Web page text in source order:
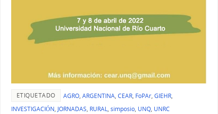
ETIQUETADO AGRO, ARGENTINA, CEAR, FoPAr, GIEHR,
INVESTIGACIÓN, JORNADAS, RURAL, simposio, UNQ, UNRC